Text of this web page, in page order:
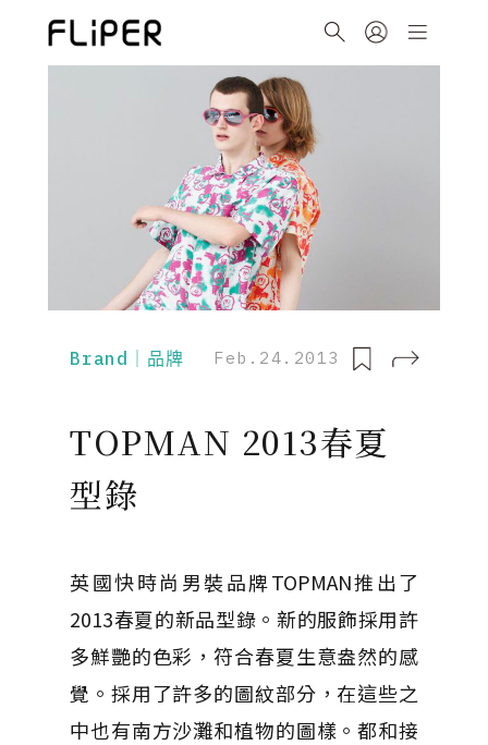
Brand｜品牌 Feb.24.2013
TOPMAN 2013春夏
型錄
英國快時尚男裝品牌TOPMAN推出了
2013春夏的新品型錄。新的服飾採用許
多鮮艷的色彩，符合春夏生意盎然的感
覺。採用了許多的圖紋部分，在這些之
中也有南方沙灘和植物的圖樣。都和接